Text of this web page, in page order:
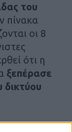
του
πίνακα
οι 8
ότι η
ξεπέρασε
δικτύου